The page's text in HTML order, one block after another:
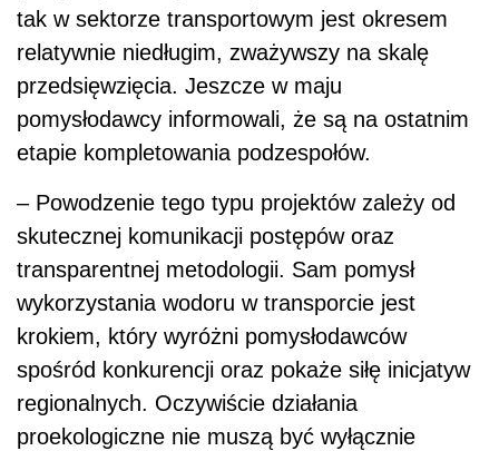
tak w sektorze transportowym jest okresem
relatywnie niedługim, zważywszy na skalę
przedsięwzięcia. Jeszcze w maju
pomysłodawcy informowali, że są na ostatnim
etapie kompletowania podzespołów.
– Powodzenie tego typu projektów zależy od
skutecznej komunikacji postępów oraz
transparentnej metodologii. Sam pomysł
wykorzystania wodoru w transporcie jest
krokiem, który wyróżni pomysłodawców
spośród konkurencji oraz pokaże siłę inicjatyw
regionalnych. Oczywiście działania
proekologiczne nie muszą być wyłącznie